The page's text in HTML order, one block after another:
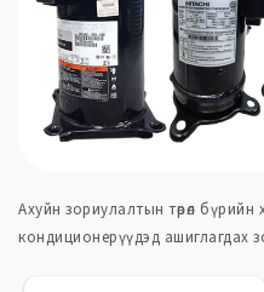
Ахуйн зориулалтын төрөл
кондиционерүүдэд ашиглагдах